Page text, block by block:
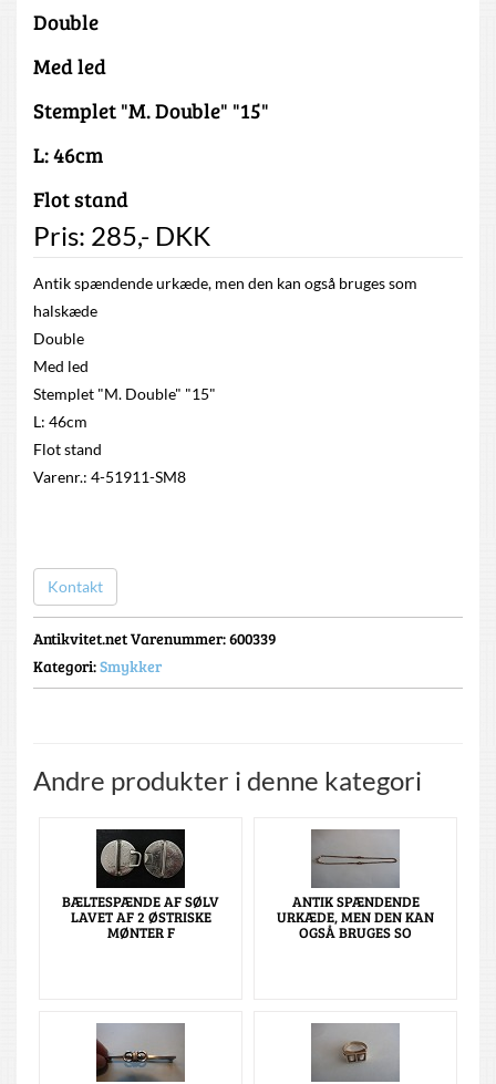
Double
Med led
Stemplet "M. Double" "15"
L: 46cm
Flot stand
Pris: 285,- DKK
Antik spændende urkæde, men den kan også bruges som
halskæde
Double
Med led
Stemplet "M. Double" "15"
L: 46cm
Flot stand
Varenr.: 4-51911-SM8
Kontakt
Antikvitet.net Varenummer: 600339
Kategori:Smykker
Andre produkter i denne kategori
BÆLTESPÆNDE AF SØLV
LAVET AF 2 ØSTRISKE
MØNTER F
ANTIK SPÆNDENDE
URKÆDE, MEN DEN KAN
OGSÅ BRUGES SO